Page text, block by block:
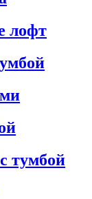
лофт
тумбой